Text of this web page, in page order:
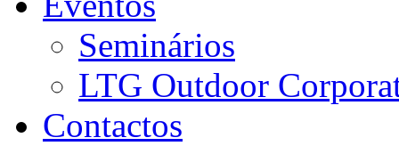
Seminários
LTG Outdoor
Contactos